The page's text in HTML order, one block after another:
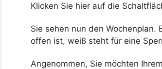
Klicken Sie hier auf die
Sie sehen nun den Wochenplan.
offen ist, weiß steht für eine
Angenommen, Sie möchten